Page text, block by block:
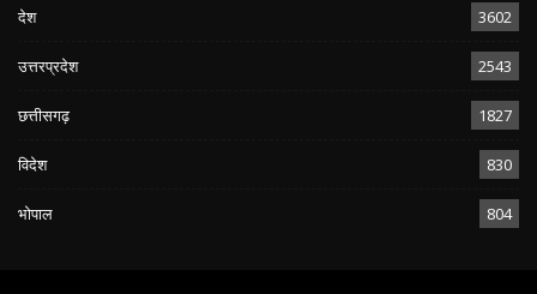
देश 3602
उत्तरप्रदेश 2543
छत्तीसगढ़ 1827
विदेश 830
भोपाल 804